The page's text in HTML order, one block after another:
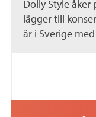
Dolly Style åker
lägger till
år i Sverige